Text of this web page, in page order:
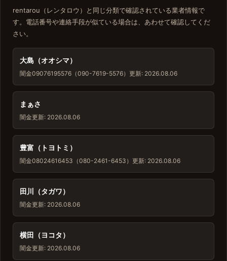
rentarou（レンタロウ）と同じ分類で確認されている業者情報で
す。電話番号や連絡手段が似ている場合は、あわせて確認してくだ
さい。
大島（オオシマ）
闇金09076195576（090-7619-5576） 更新: 2026.08.06
まぁさ
闇金更新: 2026.08.06
豊富（トヨトミ）
闇金08024616453（080-2461-6453） 更新: 2026.08.06
田川（タガワ）
闇金更新: 2026.08.06
横田（ヨコタ）
闇金更新: 2026.08.06